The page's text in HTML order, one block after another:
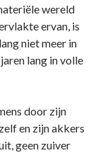
wereld
ervan, is
niet meer in
lang in volle
door zijn
en zijn akkers
geen zuiver